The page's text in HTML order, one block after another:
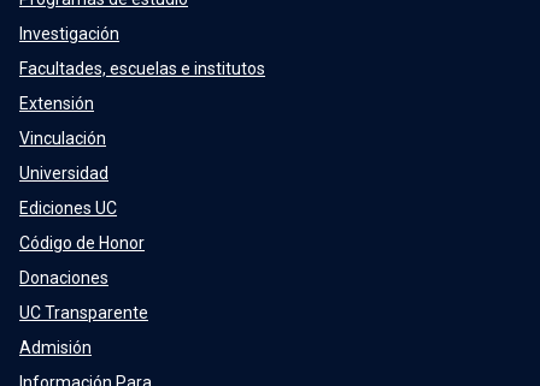
Investigación
Facultades, escuelas e institutos
Extensión
Vinculación
Universidad
Ediciones UC
Código de Honor
Donaciones
UC Transparente
Admisión
Información Para